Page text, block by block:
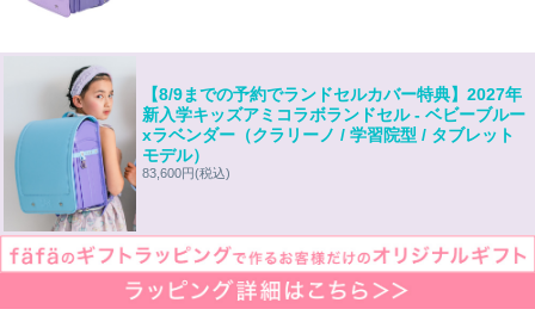
【8/9までの予約でランドセルカバー特典】2027年
新入学キッズアミコラボランドセル - ベビーブルー
xラベンダー（クラリーノ / 学習院型 / タブレット
モデル）
83,600円(税込)